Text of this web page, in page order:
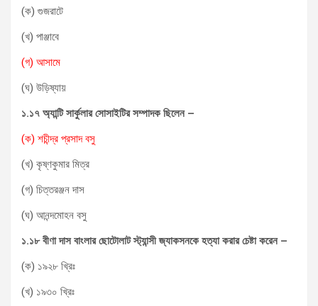
(ক) গুজরাটে
(খ) পাঞ্জাবে
(গ) আসামে
(ঘ) উড়িষ্যায়
১.১৭ অ্যান্টি সার্কুলার সোসাইটির সম্পাদক ছিলেন –
(ক) শচীন্দ্র প্রসাদ বসু
(খ) কৃষ্ণকুমার মিত্র
(গ) চিত্তরঞ্জন দাস
(ঘ) আনন্দমোহন বসু
১.১৮ বীণা দাস বাংলার ছোটোলাট স্ট্যান্সী জ্যাকসনকে হত্যা করার চেষ্টা করেন –
(ক) ১৯২৮ খ্রিঃ
(খ) ১৯৩০ খ্রিঃ